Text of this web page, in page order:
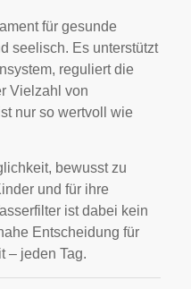
für gesunde
seelisch. Es unterstützt
reguliert die
Vielzahl von
nur so wertvoll wie
bewusst zu
und für ihre
ist dabei kein
Entscheidung für
– jeden Tag.